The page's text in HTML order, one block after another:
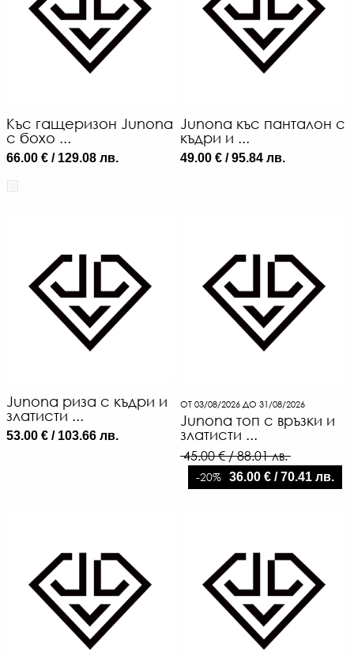
Къс гащеризон Junona
с бохо ...
66.00 € / 129.08 лв.
Junona къс панталон с
къдри и ...
49.00 € / 95.84 лв.
Junona риза с къдри и
златисти ...
53.00 € / 103.66 лв.
ОТ 03/08/2026 ДО 31/08/2026
Junona топ с връзки и
златисти ...
45.00 € / 88.01 лв.
-20% 36.00 € / 70.41 лв.